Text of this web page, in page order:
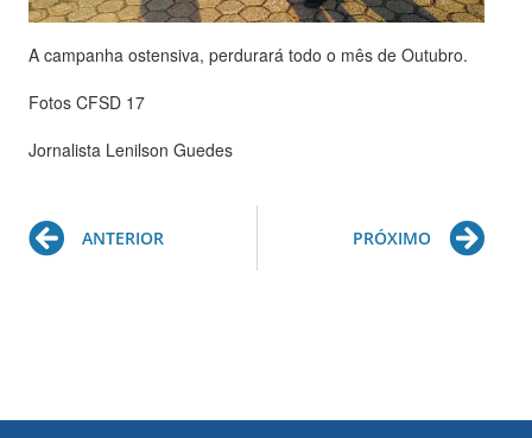
A campanha ostensiva, perdurará todo o mês de Outubro.
Fotos CFSD 17
Jornalista Lenilson Guedes
Prev
ANTERIOR PRÓXIMO